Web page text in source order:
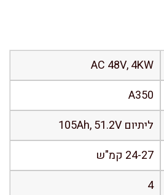
AC 48V, 4KW
A350
ליתיום 105Ah, 51.2V
24-27 קמ"ש
4